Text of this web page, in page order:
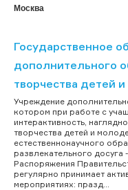
Москва
Государственное
дополнительного
творчества детей
Учреждение
котором при работе с
интерактивность,
творчества детей и
естественнонаучного
развлекательного
Распоряжения
регулярно принимает
мероприятиях: празд...